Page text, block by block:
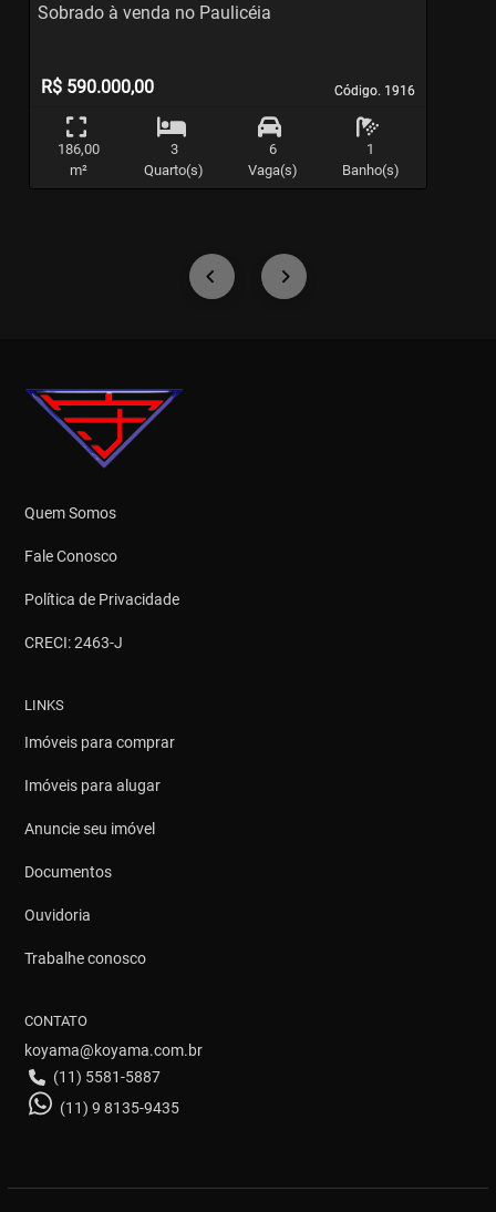
Código. 1916
Código. 1916
Sobrado à venda no Paulicéia
R$ 590.000,00
186,00
m²
3
Quarto(s)
6
Vaga(s)
1
Banho(s)
Quem Somos
Fale Conosco
Política de Privacidade
CRECI: 2463-J
LINKS
Imóveis para comprar
Imóveis para alugar
Anuncie seu imóvel
Documentos
Ouvidoria
Trabalhe conosco
CONTATO
koyama@koyama.com.br
(11) 5581-5887
(11) 9 8135-9435